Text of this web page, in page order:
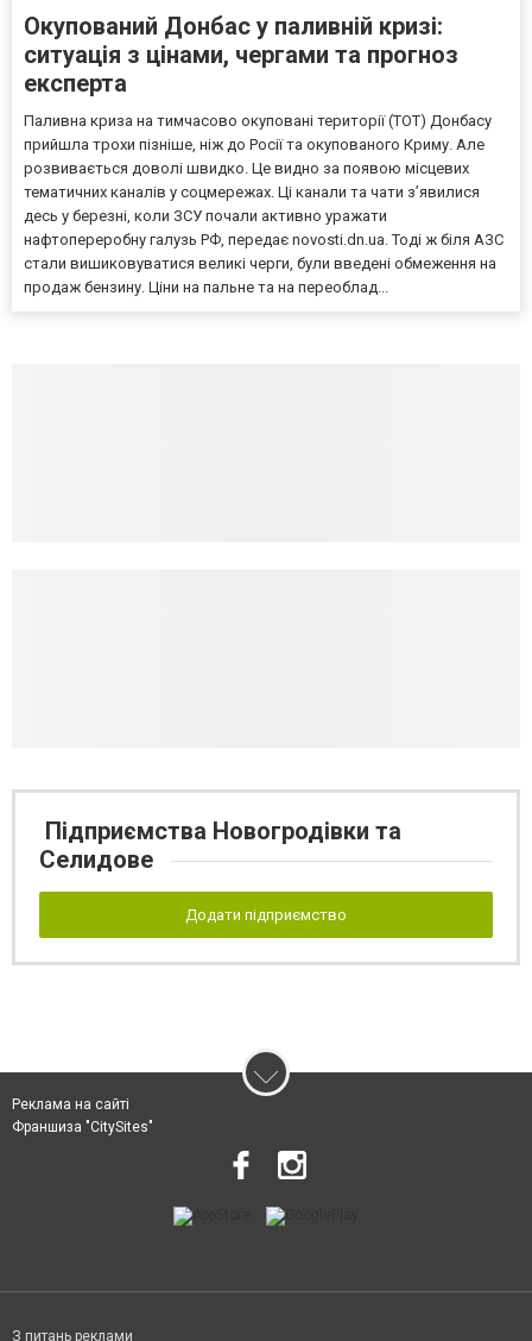
Окупований Донбас у паливній кризі:
ситуація з цінами, чергами та прогноз
експерта
Паливна криза на тимчасово окуповані території (ТОТ) Донбасу
прийшла трохи пізніше, ніж до Росії та окупованого Криму. Але
розвивається доволі швидко. Це видно за появою місцевих
тематичних каналів у соцмережах. Ці канали та чати з’явилися
десь у березні, коли ЗСУ почали активно уражати
нафтопереробну галузь РФ, передає novosti.dn.ua. Тоді ж біля АЗС
стали вишиковуватися великі черги, були введені обмеження на
продаж бензину. Ціни на пальне та на переоблад...
Підприємства Новогродівки та
Селидове
Додати підприємство
Реклама на сайті
Франшиза "CitySites"
З питань реклами